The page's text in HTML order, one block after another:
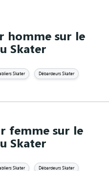
homme sur le
Skater
Skater Débardeurs Skater
femme sur le
Skater
Skater Débardeurs Skater